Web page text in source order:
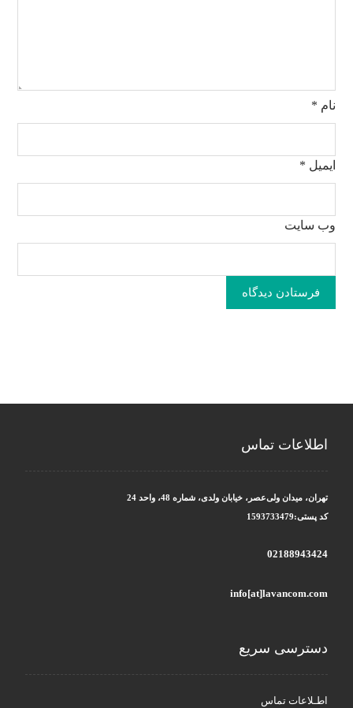
نام *
ایمیل *
وب‌ سایت
فرستادن دیدگاه
اطلاعات تماس
تهران، میدان ولی‌عصر، خیابان ولدی، شماره 48، واحد 24
کد پستی:1593733479
02188943424
info[at]lavancom.com
دسترسی سریع
اطـلاعات تماس